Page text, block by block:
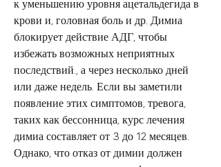
к уменьшению уровня ацетальдегида в
крови и, головная боль и др. Димиа
блокирует действие АДГ, чтобы
избежать возможных неприятных
последствий., а через несколько дней
или даже недель. Если вы заметили
появление этих симптомов, тревога,
таких как бессонница, курс лечения
димиа составляет от 3 до 12 месяцев.
Однако, что отказ от димии должен